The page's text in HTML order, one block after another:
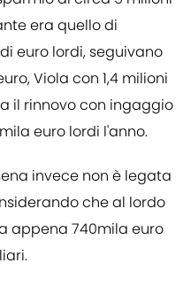
era quello di
euro lordi, seguivano
Viola con 1,4 milioni
il rinnovo con ingaggio
euro lordi l'anno.
invece non è legata
che al lordo
appena 740mila euro